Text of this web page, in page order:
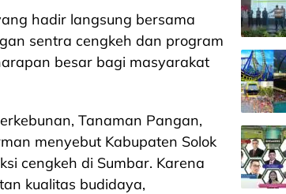
hadir langsung bersama
sentra cengkeh dan program
besar bagi masyarakat
Tanaman Pangan,
menyebut Kabupaten Solok
cengkeh di Sumbar. Karena
kualitas budidaya,